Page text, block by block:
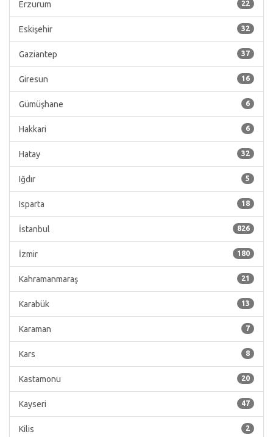
22
Erzurum
32
Eskişehir
37
Gaziantep
16
Giresun
6
Gümüşhane
6
Hakkari
32
Hatay
5
Iğdır
18
Isparta
826
İstanbul
180
İzmir
21
Kahramanmaraş
13
Karabük
7
Karaman
8
Kars
20
Kastamonu
47
Kayseri
2
Kilis